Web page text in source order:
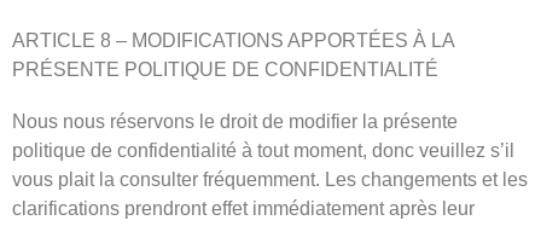
ARTICLE 8 – MODIFICATIONS APPORTÉES À LA
PRÉSENTE POLITIQUE DE CONFIDENTIALITÉ
Nous nous réservons le droit de modifier la présente
politique de confidentialité à tout moment, donc veuillez s’il
vous plait la consulter fréquemment. Les changements et les
clarifications prendront effet immédiatement après leur